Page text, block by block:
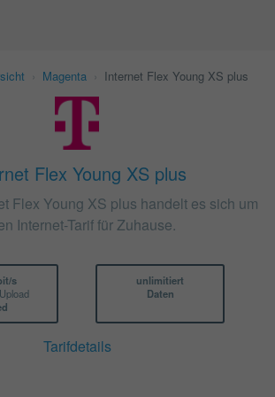
Magenta Internet Flex Young XS plus
Flex Young XS plus
Flex Young XS plus handelt es sich um
Internet-Tarif für Zuhause.
s
unlimitiert
Daten
Tarifdetails